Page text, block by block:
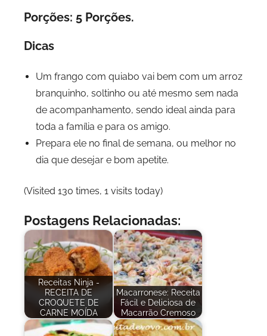
Porções: 5 Porções.
Dicas
Um frango com quiabo vai bem com um arroz
branquinho, soltinho ou até mesmo sem nada
de acompanhamento, sendo ideal ainda para
toda a família e para os amigo.
Prepara ele no final de semana, ou melhor no
dia que desejar e bom apetite.
(Visited 130 times, 1 visits today)
Postagens Relacionadas:
Receitas Ninja -
RECEITA DE
CROQUETE DE
CARNE MOÍDA
Macarronese: Receita
Fácil e Deliciosa de
Macarrão Cremoso